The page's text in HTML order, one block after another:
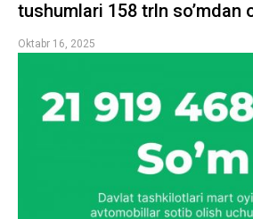
tushumlari 158 trln so’mdan
Oktabr 16, 2025